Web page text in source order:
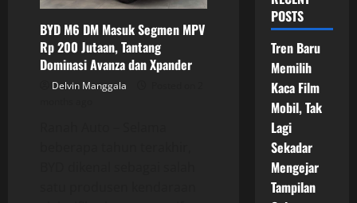
BYD M6 DM Masuk Segmen MPV
Rp 200 Jutaan, Tantang
Dominasi Avanza dan Xpander
Delvin Manggala
POSTS
Tren Baru
Memilih
Kaca Film
Mobil, Tak
Lagi
Sekadar
Mengejar
Tampilan